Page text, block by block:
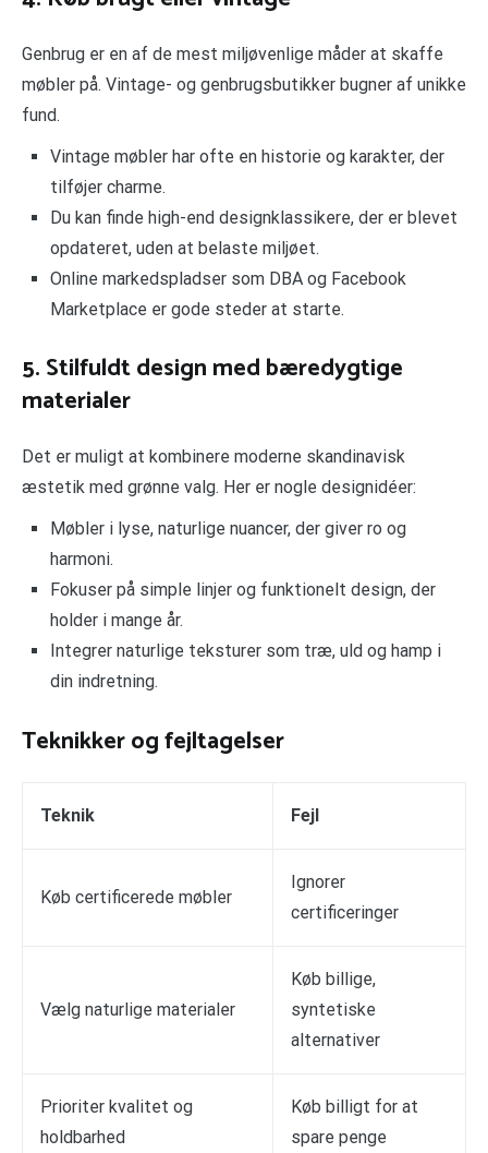
Genbrug er en af de mest miljøvenlige måder at skaffe
møbler på. Vintage- og genbrugsbutikker bugner af unikke
fund.
Vintage møbler har ofte en historie og karakter, der
tilføjer charme.
Du kan finde high-end designklassikere, der er blevet
opdateret, uden at belaste miljøet.
Online markedspladser som DBA og Facebook
Marketplace er gode steder at starte.
5. Stilfuldt design med bæredygtige
materialer
Det er muligt at kombinere moderne skandinavisk
æstetik med grønne valg. Her er nogle designidéer:
Møbler i lyse, naturlige nuancer, der giver ro og
harmoni.
Fokuser på simple linjer og funktionelt design, der
holder i mange år.
Integrer naturlige teksturer som træ, uld og hamp i
din indretning.
Teknikker og fejltagelser
Teknik Fejl
Køb certificerede møbler
Ignorer
certificeringer
Vælg naturlige materialer
Køb billige,
syntetiske
alternativer
Prioriter kvalitet og
holdbarhed
Køb billigt for at
spare penge